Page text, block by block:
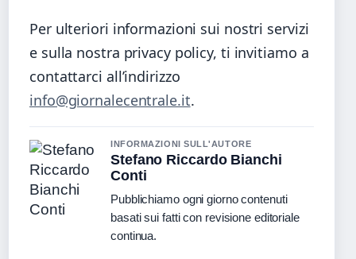
Per ulteriori informazioni sui nostri servizi
e sulla nostra privacy policy, ti invitiamo a
contattarci all’indirizzo
info@giornalecentrale.it.
INFORMAZIONI SULL'AUTORE
Stefano Riccardo Bianchi
Conti
Pubblichiamo ogni giorno contenuti
basati sui fatti con revisione editoriale
continua.